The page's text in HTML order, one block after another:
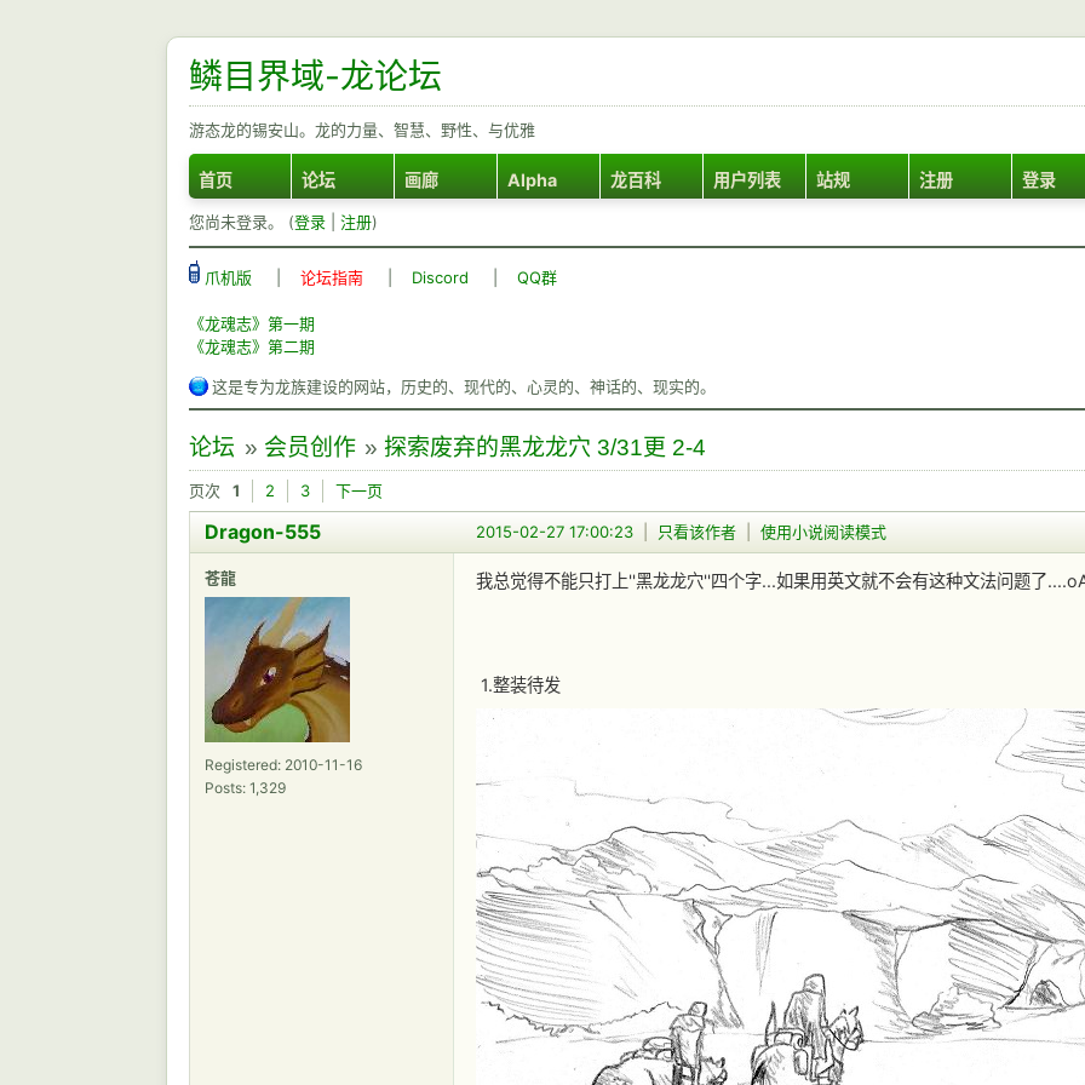
鳞目界域-龙论坛
游态龙的锡安山。龙的力量、智慧、野性、与优雅
首页 论坛 画廊 Alpha 龙百科 用户列表 站规 注册 登录
您尚未登录。 (登录 注册)
爪机版 论坛指南 Discord QQ群
《龙魂志》第一期
《龙魂志》第二期
这是专为龙族建设的网站，历史的、现代的、心灵的、神话的、现实的。
论坛 » 会员创作 » 探索废弃的黑龙龙穴 3/31更 2-4
页次 1 2 3 下一页
2015-02-27 17:00:23 只看该作者 使用小说阅读模式
Dragon-555
苍龍
Registered: 2010-11-16
Posts: 1,329
我总觉得不能只打上''黑龙龙穴''四个字...如果用英文就不会有这种文法问题了
1.整装待发